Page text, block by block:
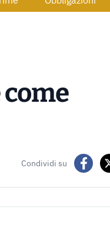
come
Condividi su